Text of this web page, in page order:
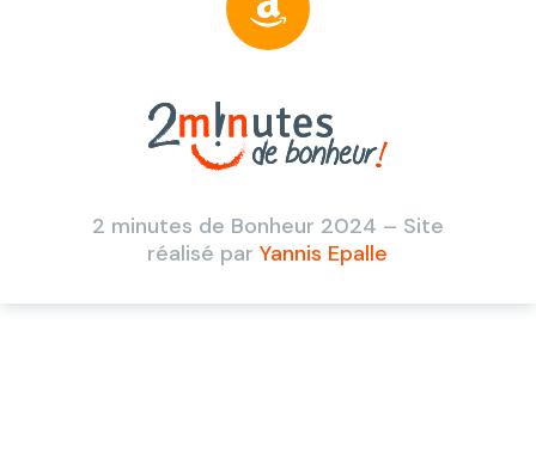
2 minutes de Bonheur 2024 – Site
réalisé parYannis Epalle